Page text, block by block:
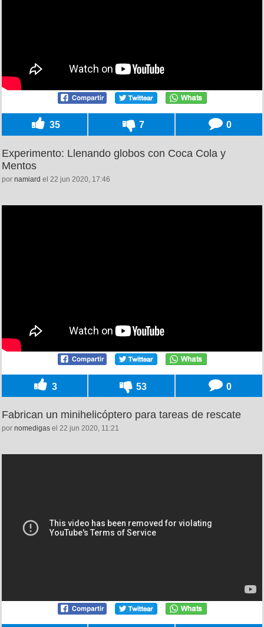
35 7 0
Experimento: Llenando globos con Coca Cola y
Mentos
por namiard el 22 jun 2020, 17:46
3 53 0
Fabrican un minihelicóptero para tareas de rescate
por nomedigas el 22 jun 2020, 11:21